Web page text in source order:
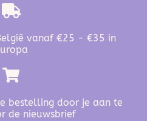
vanaf €25 - €35 in
bestelling door je aan te
de nieuwsbrief